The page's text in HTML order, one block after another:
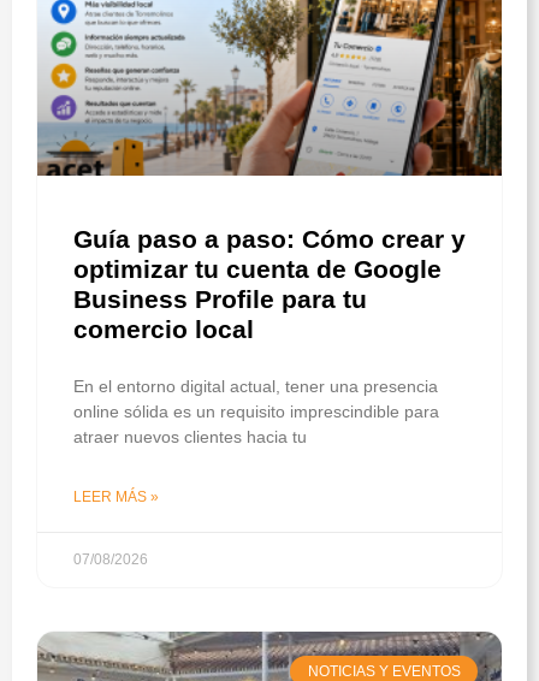
Guía paso a paso: Cómo crear y
optimizar tu cuenta de Google
Business Profile para tu
comercio local
En el entorno digital actual, tener una presencia
online sólida es un requisito imprescindible para
atraer nuevos clientes hacia tu
LEER MÁS »
07/08/2026
NOTICIAS Y EVENTOS